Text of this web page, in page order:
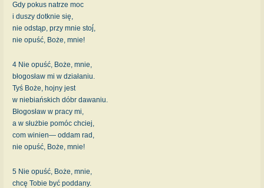
Gdy pokus natrze moc
i duszy dotknie się,
nie odstąp, przy mnie stoj́,
nie opuść, Boże, mnie!
4 Nie opuść, Boże, mnie,
błogosław mi w działaniu.
Tyś Boże, hojny jest
w niebiańskich dóbr dawaniu.
Błogosław w pracy mi,
a w służbie pomóc chciej,
com winien— oddam rad,
nie opuść, Boże, mnie!
5 Nie opuść, Boże, mnie,
chcę Tobie być poddany.